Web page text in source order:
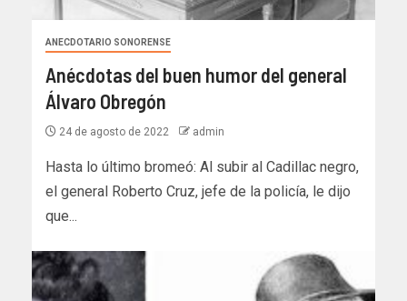
ANECDOTARIO SONORENSE
Anécdotas del buen humor del general
Álvaro Obregón
24 de agosto de 2022 admin
Hasta lo último bromeó: Al subir al Cadillac negro,
el general Roberto Cruz, jefe de la policía, le dijo
que...